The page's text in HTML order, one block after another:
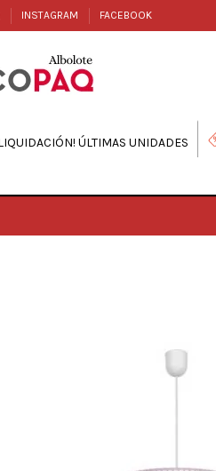
INSTAGRAM FACEBOOK
ÚLTIMAS UNIDADES